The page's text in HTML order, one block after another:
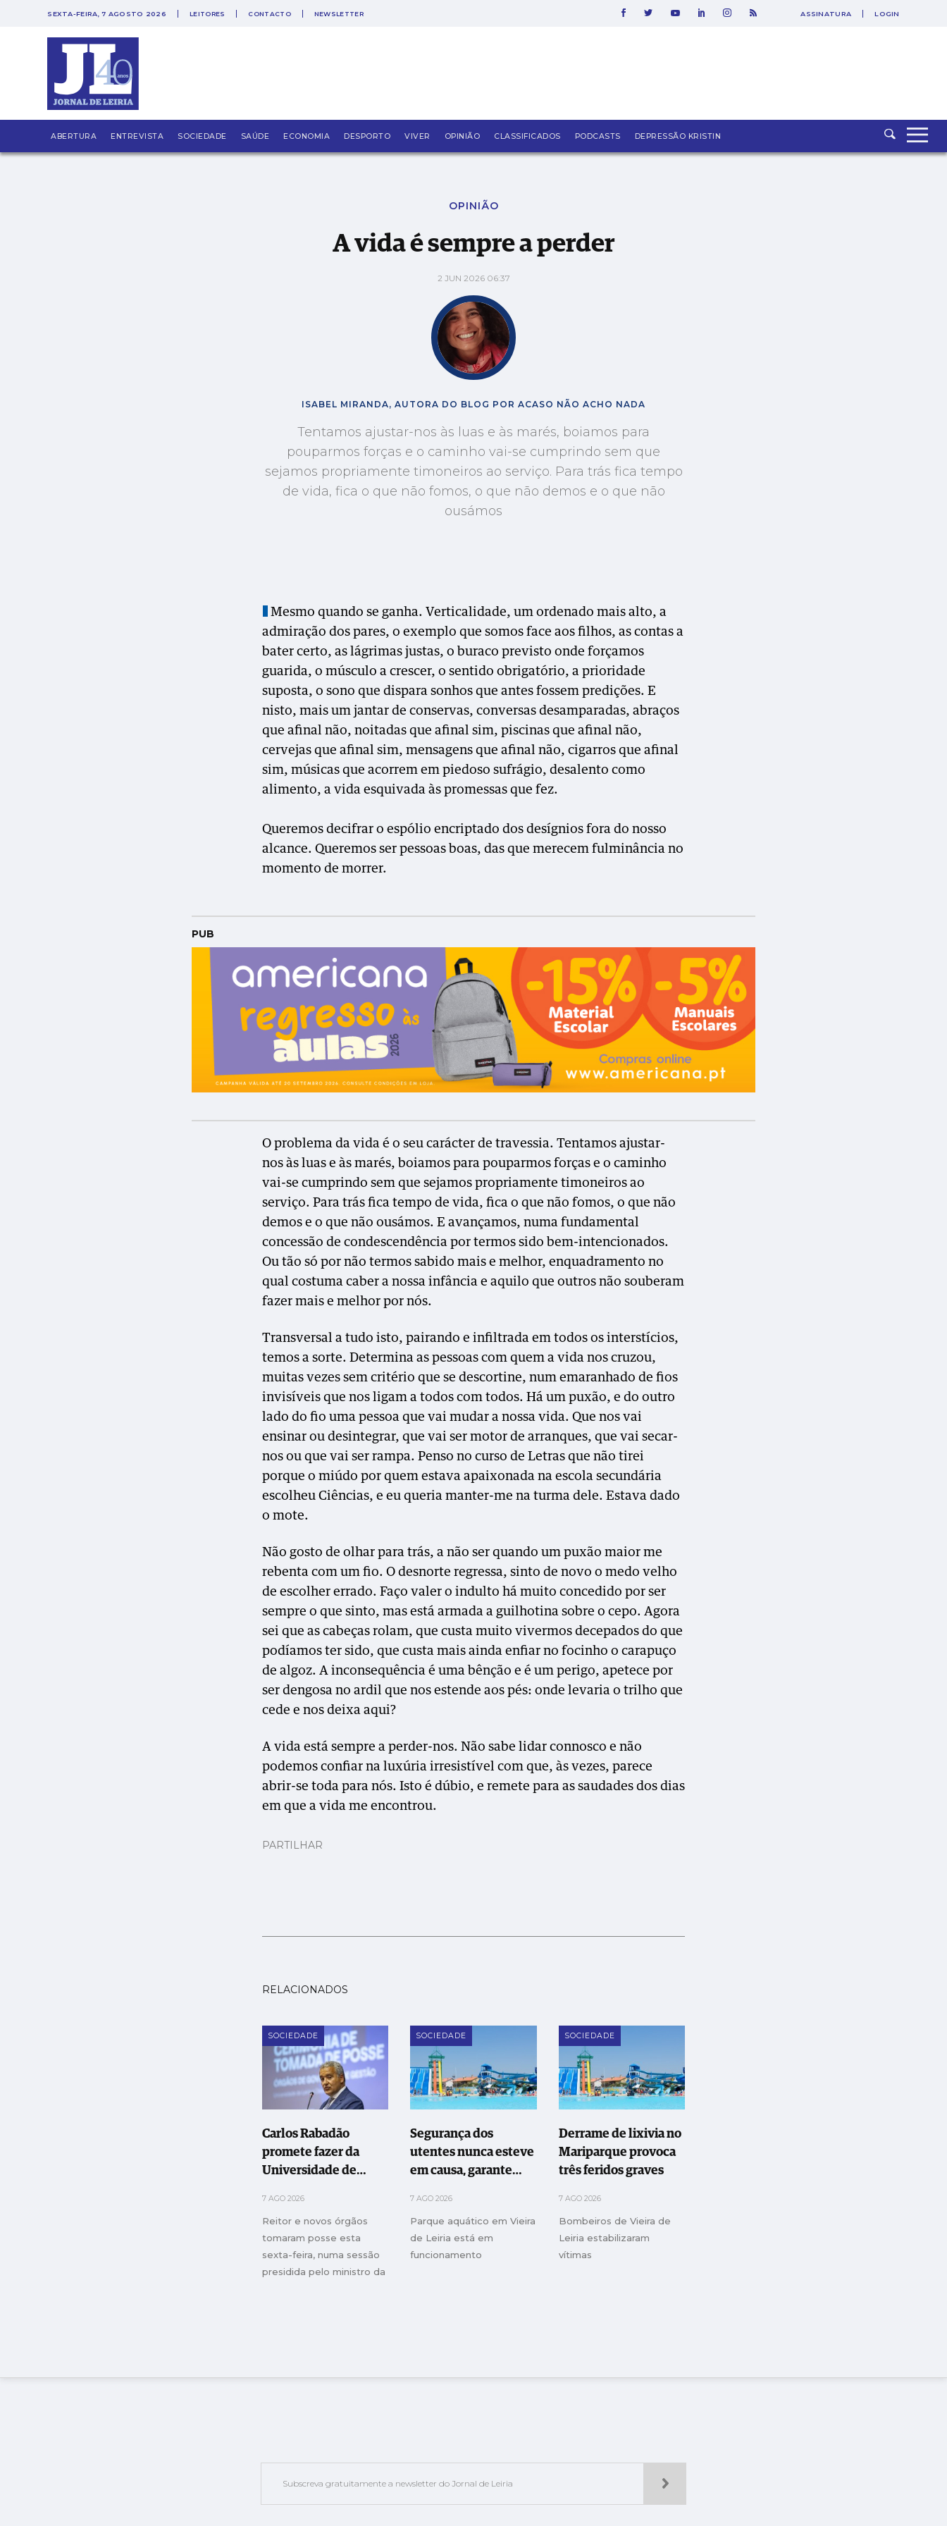
SEXTA-FEIRA, 7 AGOSTO 2026 LEITORES CONTACTO NEWSLETTER ASSINATURA LOGIN
ABERTURA ENTREVISTA SOCIEDADE SAÚDE ECONOMIA DESPORTO VIVER OPINIÃO CLASSIFICADOS PODCASTS DEPRESSÃO KRISTIN
A vida é sempre a perder
OPINIÃO
A vida é sempre a perder
2 JUN 2026 06:37
ISABEL MIRANDA, AUTORA DO BLOG POR ACASO NÃO ACHO NADA
Tentamos ajustar-nos às luas e às marés, boiamos para
pouparmos forças e o caminho vai-se cumprindo sem que
sejamos propriamente timoneiros ao serviço. Para trás fica tempo
de vida, fica o que não fomos, o que não demos e o que não
ousámos
Mesmo quando se ganha. Verticalidade, um ordenado mais alto, a
admiração dos pares, o exemplo que somos face aos filhos, as contas a
bater certo, as lágrimas justas, o buraco previsto onde forçamos
guarida, o músculo a crescer, o sentido obrigatório, a prioridade
suposta, o sono que dispara sonhos que antes fossem predições. E
nisto, mais um jantar de conservas, conversas desamparadas, abraços
que afinal não, noitadas que afinal sim, piscinas que afinal não,
cervejas que afinal sim, mensagens que afinal não, cigarros que afinal
sim, músicas que acorrem em piedoso sufrágio, desalento como
alimento, a vida esquivada às promessas que fez.
Queremos decifrar o espólio encriptado dos desígnios fora do nosso
alcance. Queremos ser pessoas boas, das que merecem fulminância no
momento de morrer.
PUB
O problema da vida é o seu carácter de travessia. Tentamos ajustar-
nos às luas e às marés, boiamos para pouparmos forças e o caminho
vai-se cumprindo sem que sejamos propriamente timoneiros ao
serviço. Para trás fica tempo de vida, fica o que não fomos, o que não
demos e o que não ousámos. E avançamos, numa fundamental
concessão de condescendência por termos sido bem-intencionados.
Ou tão só por não termos sabido mais e melhor, enquadramento no
qual costuma caber a nossa infância e aquilo que outros não souberam
fazer mais e melhor por nós.
Transversal a tudo isto, pairando e infiltrada em todos os interstícios,
temos a sorte. Determina as pessoas com quem a vida nos cruzou,
muitas vezes sem critério que se descortine, num emaranhado de fios
invisíveis que nos ligam a todos com todos. Há um puxão, e do outro
lado do fio uma pessoa que vai mudar a nossa vida. Que nos vai
ensinar ou desintegrar, que vai ser motor de arranques, que vai secar-
nos ou que vai ser rampa. Penso no curso de Letras que não tirei
porque o miúdo por quem estava apaixonada na escola secundária
escolheu Ciências, e eu queria manter-me na turma dele. Estava dado
o mote.
Não gosto de olhar para trás, a não ser quando um puxão maior me
rebenta com um fio. O desnorte regressa, sinto de novo o medo velho
de escolher errado. Faço valer o indulto há muito concedido por ser
sempre o que sinto, mas está armada a guilhotina sobre o cepo. Agora
sei que as cabeças rolam, que custa muito vivermos decepados do que
podíamos ter sido, que custa mais ainda enfiar no focinho o carapuço
de algoz. A inconsequência é uma bênção e é um perigo, apetece por
ser dengosa no ardil que nos estende aos pés: onde levaria o trilho que
cede e nos deixa aqui?
A vida está sempre a perder-nos. Não sabe lidar connosco e não
podemos confiar na luxúria irresistível com que, às vezes, parece
abrir-se toda para nós. Isto é dúbio, e remete para as saudades dos dias
em que a vida me encontrou.
PARTILHAR
RELACIONADOS
SOCIEDADE
Carlos Rabadão
promete fazer da
Universidade de
"transformadora"
7 AGO 2026
Reitor e novos órgãos
tomaram posse esta
sexta-feira, numa sessão
presidida pelo ministro da
SOCIEDADE
Segurança dos
utentes nunca esteve
em causa, garante
7 AGO 2026
Parque aquático em Vieira
de Leiria está em
funcionamento
SOCIEDADE
Derrame de lixivia no
Mariparque provoca
três feridos graves
7 AGO 2026
Bombeiros de Vieira de
Leiria estabilizaram
vítimas